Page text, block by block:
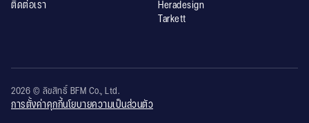
ติดต่อเรา
Heradesign
Tarkett
2026 © ลิขสิทธิ์ BFM Co., Ltd.
การตั้งค่าคุกกี้นโยบายความเป็นส่วนตัว